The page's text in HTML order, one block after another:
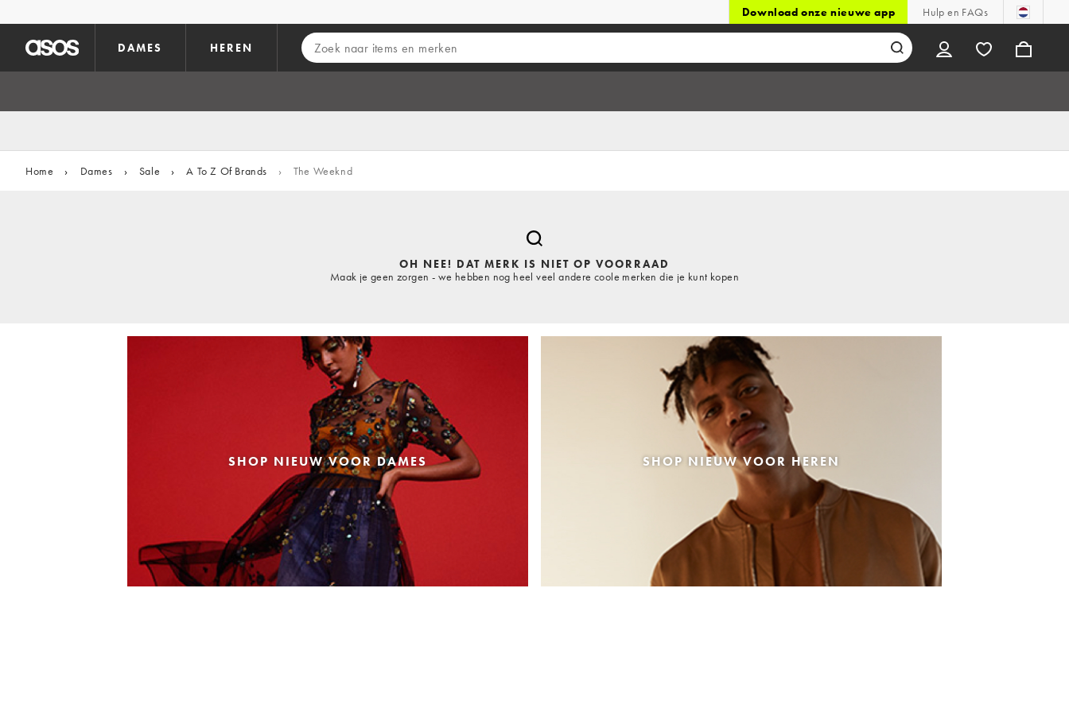
Download onze nieuwe app Hulp en FAQs
DAMES HEREN
Home › Dames › Sale › A To Z Of Brands › The Weeknd
OH NEE! DAT MERK IS NIET OP VOORRAAD
Maak je geen zorgen - we hebben nog heel veel andere coole merken die je kunt kopen
SHOP NIEUW VOOR DAMES SHOP NIEUW VOOR HEREN